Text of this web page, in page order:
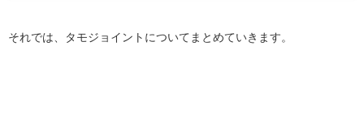
それでは、タモジョイントについてまとめていきます。